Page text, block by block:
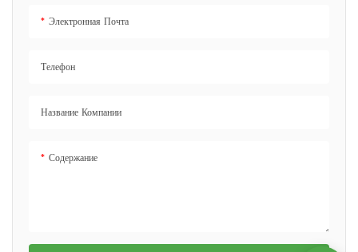
Электронная Почта
Телефон
Название Компании
Содержание